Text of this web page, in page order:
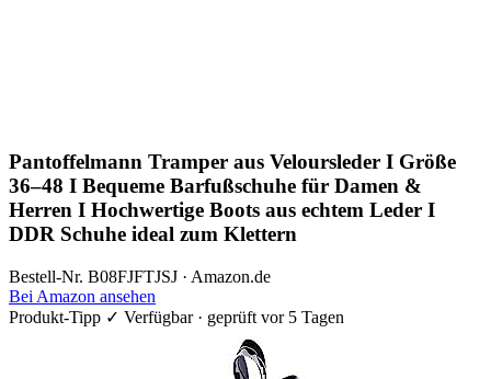
Pantoffelmann Tramper aus Veloursleder I Größe
36–48 I Bequeme Barfußschuhe für Damen &
Herren I Hochwertige Boots aus echtem Leder I
DDR Schuhe ideal zum Klettern
Bestell-Nr. B08FJFTJSJ · Amazon.de
Bei Amazon ansehen
Produkt-Tipp ✓ Verfügbar · geprüft vor 5 Tagen